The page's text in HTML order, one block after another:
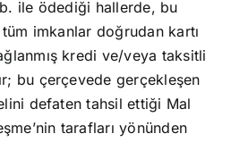
ile ödediği hallerde, bu
tüm imkanlar doğrudan kartı
kredi ve/veya taksitli
bu çerçevede gerçekleşen
defaten tahsil ettiği Mal
tarafları yönünden